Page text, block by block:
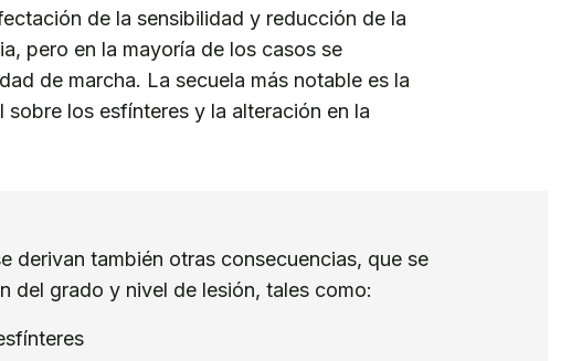
de la sensibilidad y reducción de la
pero en la mayoría de los casos se
de marcha. La secuela más notable es la
sobre los esfínteres y la alteración en la
derivan también otras consecuencias, que se
del grado y nivel de lesión, tales como: